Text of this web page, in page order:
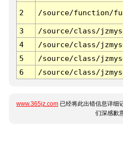
2 /source/function/
3 /source/class/
4
/source/class/
5
/source/class/
6
/source/class/
www.365jz.com 已经将此出错信息详细
们深感歉